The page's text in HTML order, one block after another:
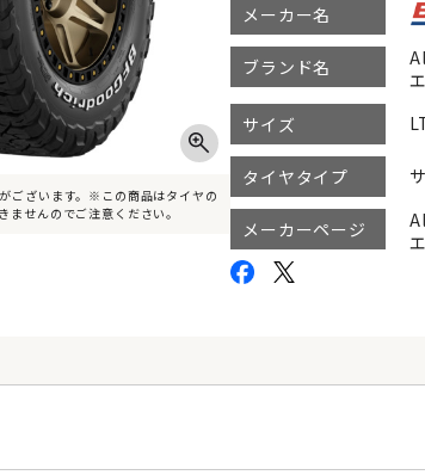
ございます。※この商品はタイヤの
ませんのでご注意ください。
メーカー名
ブランド名
サイズ
タイヤタイプ
メーカーページ